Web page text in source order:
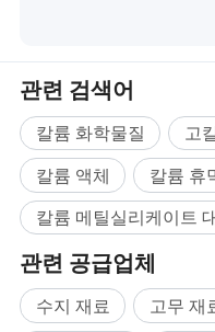
불연성
사용
-- 공사 전에 흡수𝕠 수
니다.
시멘트 모르타르 준비
관련 검색어
칼륨 화학물질 고
칼륨 액체
칼륨 휴
칼륨 메틸실리케이트
관련 공급업체
수지 재료 고무 재